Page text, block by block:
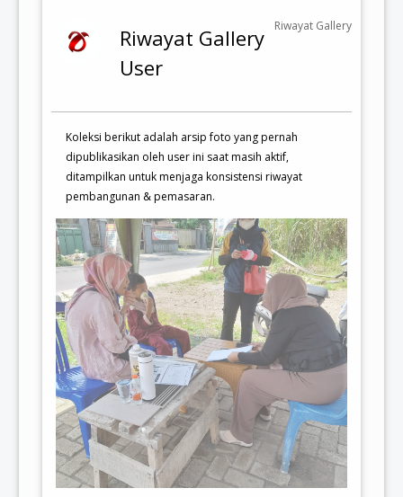
Riwayat Gallery
Riwayat Gallery
User
Koleksi berikut adalah arsip foto yang pernah
dipublikasikan oleh user ini saat masih aktif,
ditampilkan untuk menjaga konsistensi riwayat
pembangunan & pemasaran.